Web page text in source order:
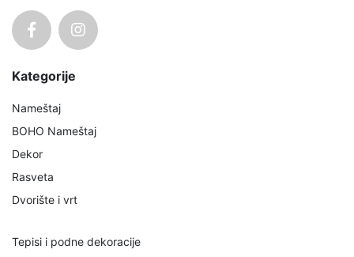
Kategorije
Nameštaj
BOHO Nameštaj
Dekor
Rasveta
Dvorište i vrt
Tepisi i podne dekoracije